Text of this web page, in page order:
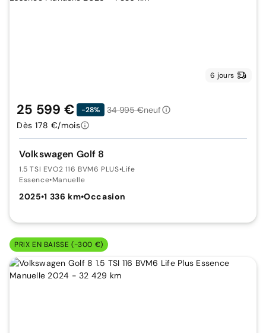
6 jours
Volkswagen Golf 8
1.5 TSI EVO2 116 BVM6 PLUS•Life
Essence•Manuelle
2025•1 336 km•Occasion
25 599 € -28% 34 995 €neuf
Dès 178 €/mois
PRIX EN BAISSE (-300 €)